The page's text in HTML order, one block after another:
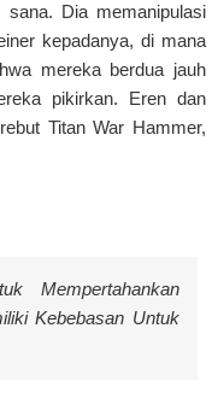
Dia memanipulasi
kepadanya, di mana
mereka berdua jauh
pikirkan. Eren dan
Titan War Hammer,
Mempertahankan
Kebebasan Untuk